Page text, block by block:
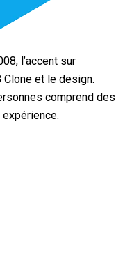
l’accent sur
Clone et le design.
comprend des